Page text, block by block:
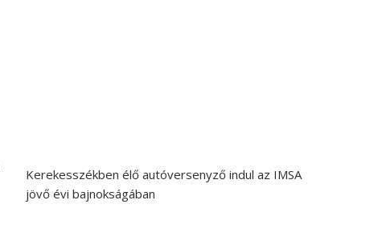
Kerekesszékben élő autóversenyző indul az IMSA
jövő évi bajnokságában